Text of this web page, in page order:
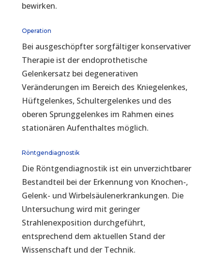
bewirken.
Operation
Bei ausgeschöpfter sorgfältiger konservativer
Therapie ist der endoprothetische
Gelenkersatz bei degenerativen
Veränderungen im Bereich des Kniegelenkes,
Hüftgelenkes, Schultergelenkes und des
oberen Sprunggelenkes im Rahmen eines
stationären Aufenthaltes möglich.
Röntgendiagnostik
Die Röntgendiagnostik ist ein unverzichtbarer
Bestandteil bei der Erkennung von Knochen-,
Gelenk- und Wirbelsäulenerkrankungen. Die
Untersuchung wird mit geringer
Strahlenexposition durchgeführt,
entsprechend dem aktuellen Stand der
Wissenschaft und der Technik.